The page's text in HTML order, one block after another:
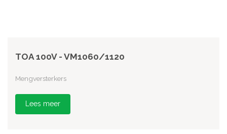
TOA 100V - VM1060/1120
Mengversterkers
Lees meer